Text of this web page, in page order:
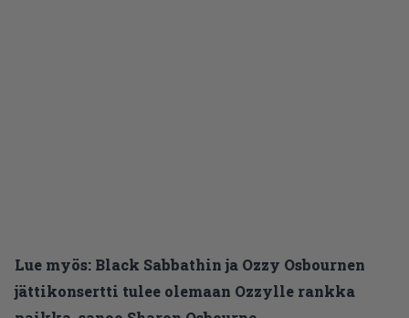
Lue myös: Black Sabbathin ja Ozzy Osbournen
jättikonsertti tulee olemaan Ozzylle rankka